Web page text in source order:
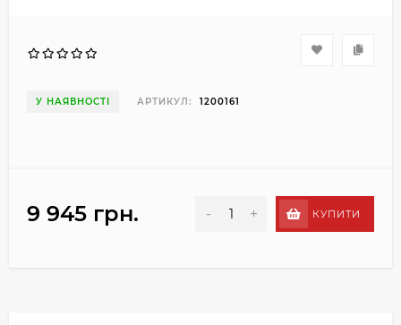
У НАЯВНОСТІ АРТИКУЛ: 1200161
9 945 грн. - + КУПИТИ